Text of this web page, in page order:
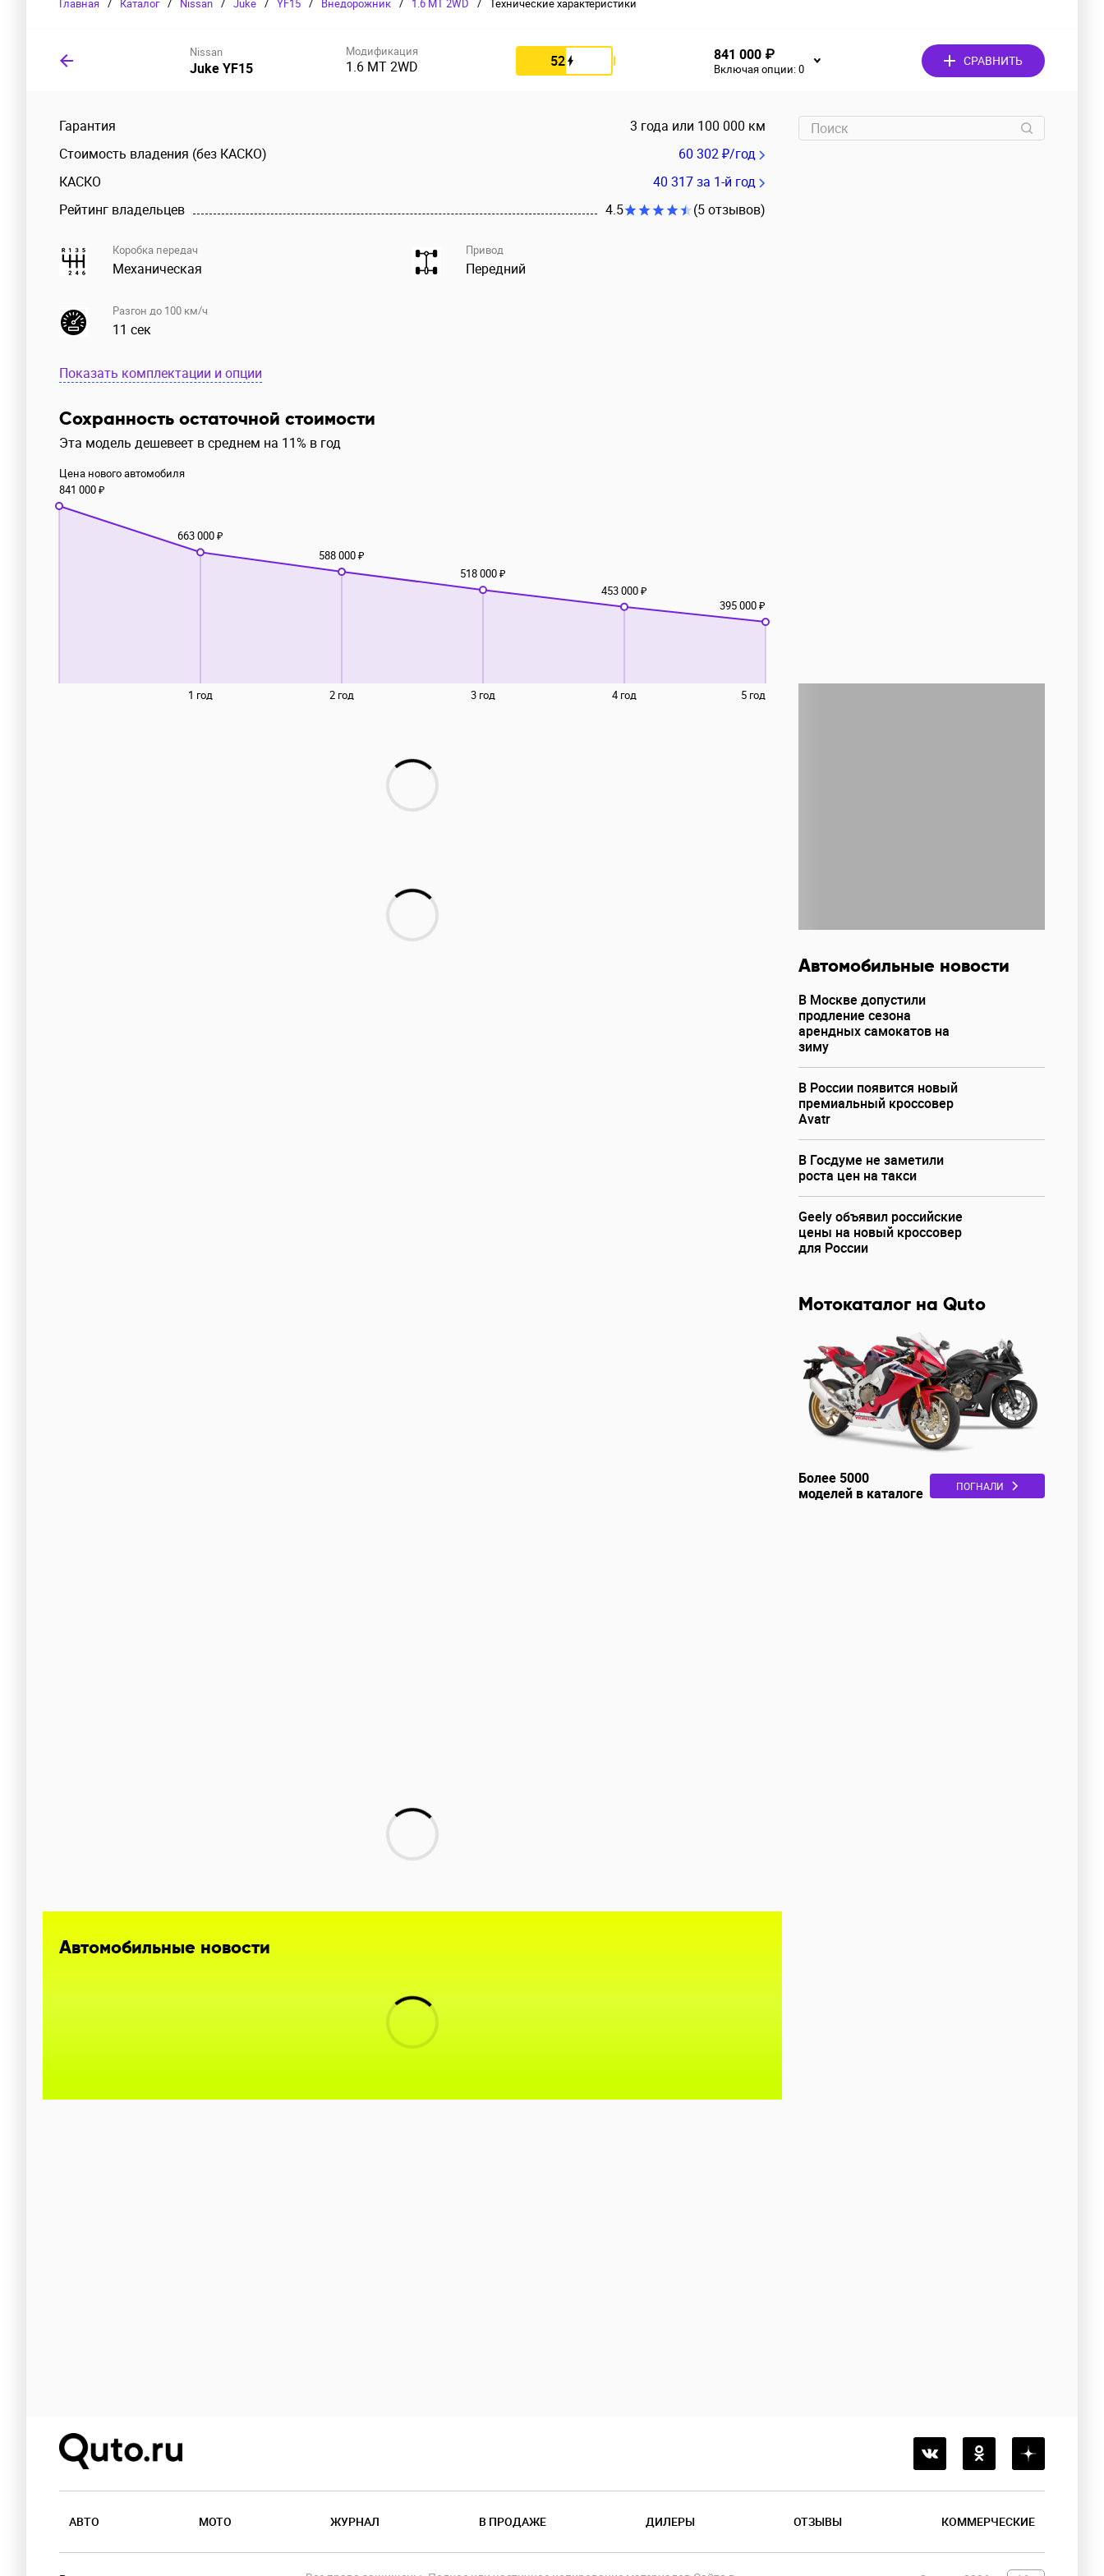
Главная / Каталог / Nissan / Juke / YF15 / Внедорожник / 1.6 MT 2WD / Технические характеристики
Nissan
Juke YF15
Модификация
1.6 MT 2WD 52 841 000 ₽
Включая опции:0
СРАВНИТЬ
Гарантия
3 года или 100 000 км
Стоимость владения (без КАСКО)
60 302 ₽/год
КАСКО
40 317за 1-й год
Рейтинг владельцев
4.5 (5 отзывов)
Коробка передач
Механическая
Привод
Передний
Разгон до 100 км/ч
11 сек
Показать комплектации и опции
Сохранность остаточной стоимости
Эта модель дешевеет в среднем на 11% в год
1 год 2 год 3 год 4 год 5 год
Цена нового автомобиля
841 000 ₽
663 000 ₽
588 000 ₽
518 000 ₽
453 000 ₽
395 000 ₽
Автомобильные новости
В Москве допустили
продление сезона
арендных самокатов на
зиму
В России появится новый
премиальный кроссовер
Avatr
В Госдуме не заметили
роста цен на такси
Geely объявил российские
цены на новый кроссовер
для России
Мотокаталог на Quto
Более 5000
моделей в каталоге
ПОГНАЛИ
Автомобильные новости
АВТО МОТО ЖУРНАЛ В ПРОДАЖЕ ДИЛЕРЫ ОТЗЫВЫ КОММЕРЧЕСКИЕ